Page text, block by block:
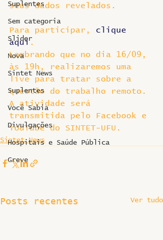
Suplentes
Sem categoria
Slider
Nova
Sintet News
Suplentes
Você Sabia
Divulgações
Hospitais e Saúde Pública
Greve
seus dados revelados.
Para participar, clique
aqui.
Lembrando que no dia 16/09,
às 19h, realizaremos uma
live para tratar sobre a
questão do trabalho remoto.
A atividade será
transmitida pelo Facebook e
YouTube do SINTET-UFU.
Sintet News
Posts recentes Ver tudo